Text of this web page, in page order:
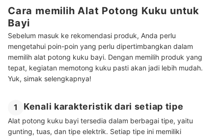
Cara memilih Alat Potong Kuku untuk
Bayi
Sebelum masuk ke rekomendasi produk, Anda perlu
mengetahui poin-poin yang perlu dipertimbangkan dalam
memilih alat potong kuku bayi. Dengan memilih produk yang
tepat, kegiatan memotong kuku pasti akan jadi lebih mudah.
Yuk, simak selengkapnya!
1 Kenali karakteristik dari setiap tipe
Alat potong kuku bayi tersedia dalam berbagai tipe, yaitu
gunting, tuas, dan tipe elektrik. Setiap tipe ini memiliki